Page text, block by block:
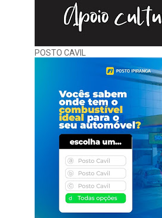
POSTO CAVIL